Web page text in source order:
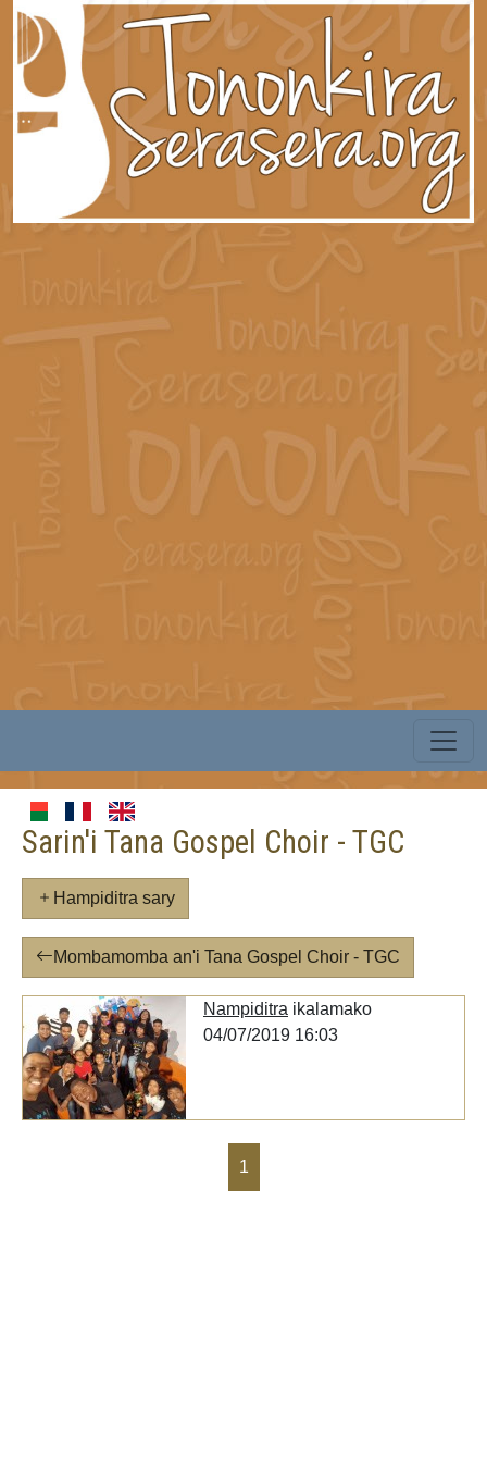
Sarin'i Tana Gospel Choir - TGC
Hampiditra sary
Mombamomba an'i Tana Gospel Choir - TGC
Nampiditra ikalamako
04/07/2019 16:03
1